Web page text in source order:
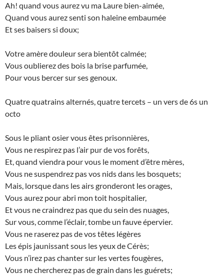
Ah! quand vous aurez vu ma Laure bien-aimée,
Quand vous aurez senti son haleine embaumée
Et ses baisers si doux;
Votre amère douleur sera bientôt calmée;
Vous oublierez des bois la brise parfumée,
Pour vous bercer sur ses genoux.
Quatre quatrains alternés, quatre tercets – un vers de 6s un
octo
Sous le pliant osier vous êtes prisonnières,
Vous ne respirez pas l’air pur de vos forêts,
Et, quand viendra pour vous le moment d’être mères,
Vous ne suspendrez pas vos nids dans les bosquets;
Mais, lorsque dans les airs gronderont les orages,
Vous aurez pour abri mon toit hospitalier,
Et vous ne craindrez pas que du sein des nuages,
Sur vous, comme l’éclair, tombe un fauve épervier.
Vous ne raserez pas de vos têtes légères
Les épis jaunissant sous les yeux de Cérès;
Vous n’irez pas chanter sur les vertes fougères,
Vous ne chercherez pas de grain dans les guérets;